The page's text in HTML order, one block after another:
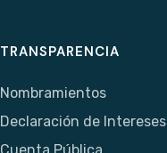
TRANSPARENCIA
Nombramientos
Declaración de Intereses
Cuenta Pública